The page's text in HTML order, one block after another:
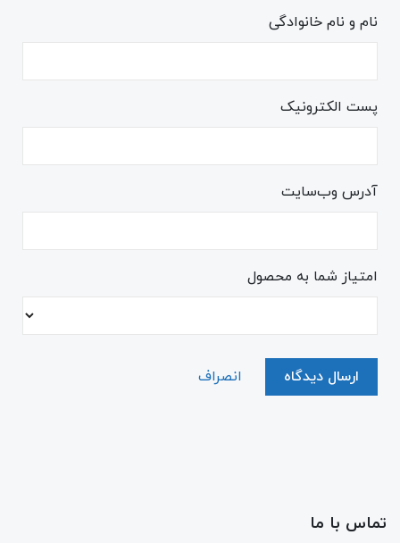
نام و نام خانوادگی
پست الکترونیک
آدرس وب‌سایت
امتیاز شما به محصول
ارسال دیدگاه انصراف
تماس با ما